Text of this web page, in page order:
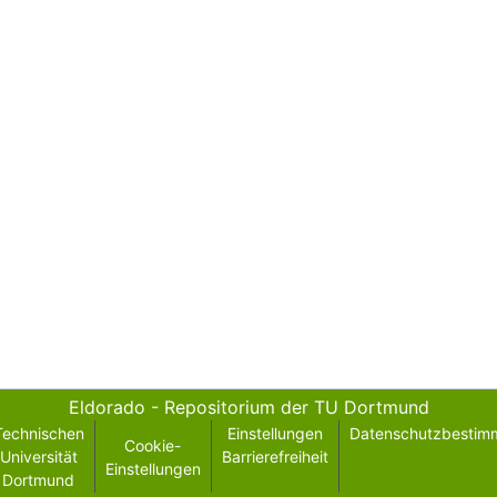
Eldorado - Repositorium der TU Dortmund
Universität
Dortmund
Cookie-
Einstellungen
Einstellungen
Barrierefreiheit